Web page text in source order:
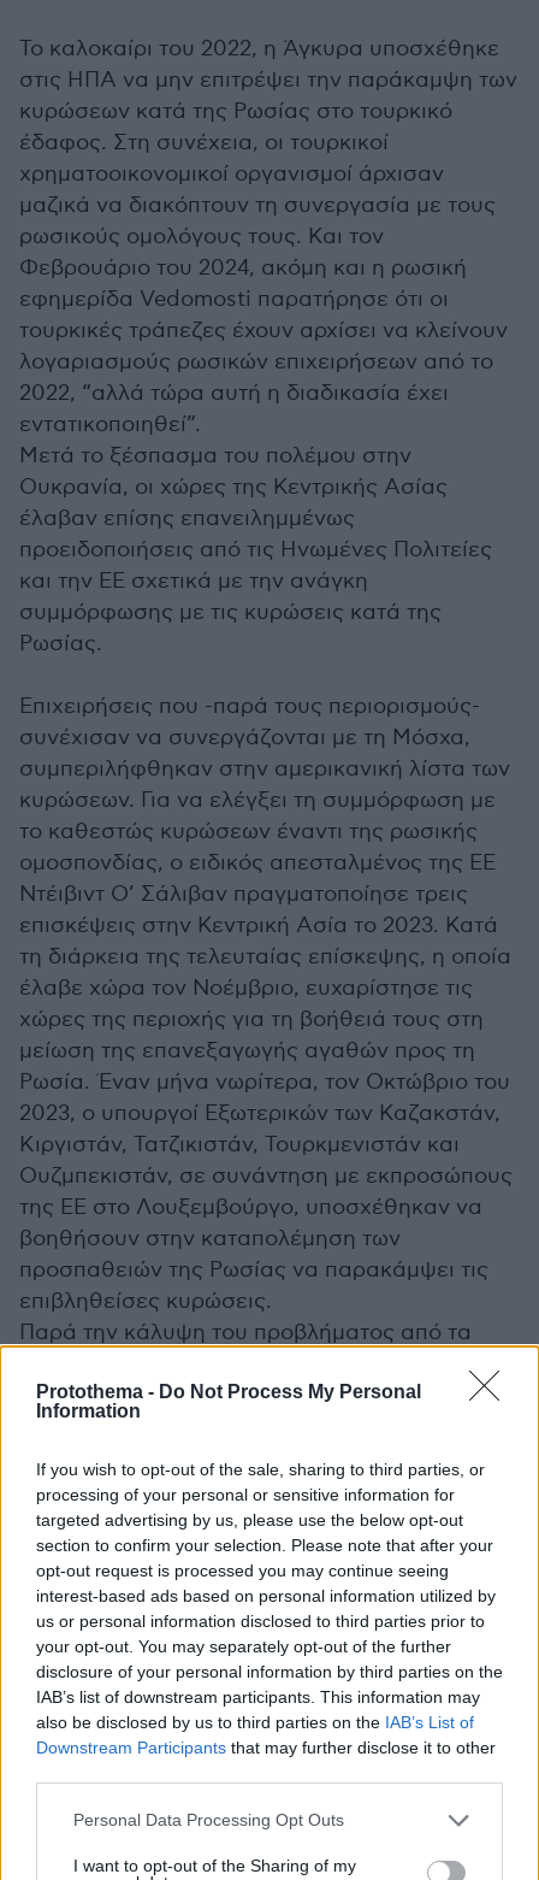
Protothema - Do Not Process My Personal
Information
If you wish to opt-out of the sale, sharing to third parties, or
processing of your personal or sensitive information for
targeted advertising by us, please use the below opt-out
section to confirm your selection. Please note that after your
opt-out request is processed you may continue seeing
interest-based ads based on personal information utilized by
us or personal information disclosed to third parties prior to
your opt-out. You may separately opt-out of the further
disclosure of your personal information by third parties on the
IAB’s list of downstream participants. This information may
also be disclosed by us to third parties on the IAB’s List of
Downstream Participants that may further disclose it to other
Please note that this website/app uses one or more Google
not limited to your visit or usage behaviour. You may click to
Personal Data Processing Opt Outs
I want to opt-out of the Sharing of my
Το καλοκαίρι του 2022, η Άγκυρα υποσχέθηκε
στις ΗΠΑ να μην επιτρέψει την παράκαμψη των
κυρώσεων κατά της Ρωσίας στο τουρκικό
έδαφος. Στη συνέχεια, οι τουρκικοί
χρηματοοικονομικοί οργανισμοί άρχισαν
μαζικά να διακόπτουν τη συνεργασία με τους
ρωσικούς ομολόγους τους. Και τον
Φεβρουάριο του 2024, ακόμη και η ρωσική
εφημερίδα Vedomosti παρατήρησε ότι οι
τουρκικές τράπεζες έχουν αρχίσει να κλείνουν
λογαριασμούς ρωσικών επιχειρήσεων από το
2022, “αλλά τώρα αυτή η διαδικασία έχει
εντατικοποιηθεί”.
Μετά το ξέσπασμα του πολέμου στην
Ουκρανία, οι χώρες της Κεντρικής Ασίας
έλαβαν επίσης επανειλημμένως
προειδοποιήσεις από τις Ηνωμένες Πολιτείες
και την ΕΕ σχετικά με την ανάγκη
συμμόρφωσης με τις κυρώσεις κατά της
Ρωσίας.
Επιχειρήσεις που -παρά τους περιορισμούς-
συνέχισαν να συνεργάζονται με τη Μόσχα,
συμπεριλήφθηκαν στην αμερικανική λίστα των
κυρώσεων. Για να ελέγξει τη συμμόρφωση με
το καθεστώς κυρώσεων έναντι της ρωσικής
ομοσπονδίας, ο ειδικός απεσταλμένος της ΕΕ
Ντέιβιντ Ο’ Σάλιβαν πραγματοποίησε τρεις
επισκέψεις στην Κεντρική Ασία το 2023. Κατά
τη διάρκεια της τελευταίας επίσκεψης, η οποία
έλαβε χώρα τον Νοέμβριο, ευχαρίστησε τις
χώρες της περιοχής για τη βοήθειά τους στη
μείωση της επανεξαγωγής αγαθών προς τη
Ρωσία. Έναν μήνα νωρίτερα, τον Οκτώβριο του
2023, ο υπουργοί Εξωτερικών των Καζακστάν,
Κιργιστάν, Τατζικιστάν, Τουρκμενιστάν και
Ουζμπεκιστάν, σε συνάντηση με εκπροσώπους
της ΕΕ στο Λουξεμβούργο, υποσχέθηκαν να
βοηθήσουν στην καταπολέμηση των
προσπαθειών της Ρωσίας να παρακάμψει τις
επιβληθείσες κυρώσεις.
Παρά την κάλυψη του προβλήματος από τα
υπό κυρώσεις αγαθών από την Αρμενία στη
κάποια μέτρα, και η Αρμενία δεν έχει υποστεί
κάποιες συνέπειες.
Η κροατική ιστοσελίδα Net, τόνισε τον Μάιο
του 2023 ότι οι ΗΠΑ και η ΕΕ, οι οποίες
προμήθευαν όπλα πολλών εκατομμυρίων στην
Ουκρανία για τον πόλεμο ενάντια στη Ρωσία,
για ανεξήγητο λόγο έκαναν τα στραβά μάτια
στη στενή συνεργασία μεταξύ Γιερεβάν και
Κρεμλίνου. Το δημοσίευμα σχεδόν
πραγματικά μια γρήγορη νίκη για την
Ουκρανία, θα πρέπει να στερήσει από τη